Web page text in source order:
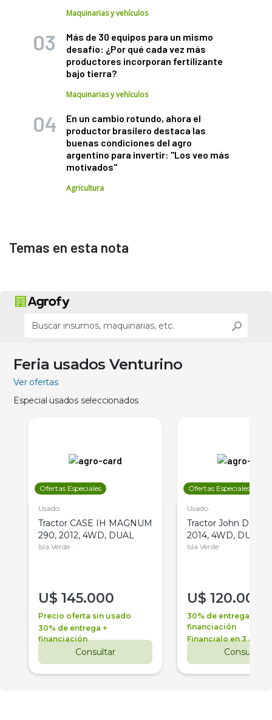
Maquinarias y vehículos
Más de 30 equipos para un mismo
desafío: ¿Por qué cada vez más
productores incorporan fertilizante
bajo tierra?
Maquinarias y vehículos
En un cambio rotundo, ahora el
productor brasilero destaca las
buenas condiciones del agro
argentino para invertir: "Los veo más
motivados"
Agricultura
Temas en esta nota
Feria usados Venturino
Ver ofertas
Especial usados seleccionados
Ofertas Especiales
Usado
Tractor CASE IH MAGNUM
290, 2012, 4WD, DUAL
Isla Verde
U$ 145.000
Precio oferta sin usado
30% de entrega +
financiación
Consultar
Ofertas Especiales
Usado
Tractor John Deere
2014, 4WD, DUAL
Isla Verde
U$ 120.000
30% de entrega +
financiación
Financialo en 3 años
Consultar